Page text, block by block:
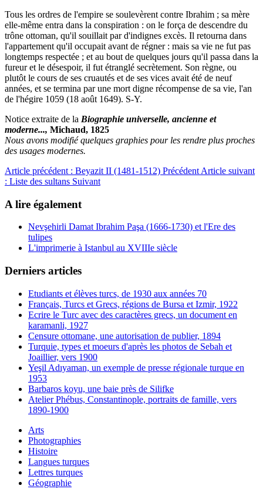
Tous les ordres de l'empire se soulevèrent contre Ibrahim ; sa mère
elle-même entra dans la conspiration : on le força de descendre du
trône ottoman, qu'il souillait par d'indignes excès. Il retourna dans
l'appartement qu'il occupait avant de régner : mais sa vie ne fut pas
longtemps respectée ; et au bout de quelques jours qu'il passa dans la
fureur et le désespoir, il fut étranglé secrètement. Son règne, ou
plutôt le cours de ses cruautés et de ses vices avait été de neuf
années, et se termina par une mort digne récompense de sa vie, l'an
de l'hégire 1059 (18 août 1649). S-Y.
Notice extraite de la Biographie universelle, ancienne et
moderne..., Michaud, 1825
Nous avons modifié quelques graphies pour les rendre plus proches
des usages modernes.
Article précédent : Beyazit II (1481-1512) Précédent Article suivant
: Liste des sultans Suivant
A lire également
Nevşehirli Damat Ibrahim Paşa (1666-1730) et l'Ere des
tulipes
L'imprimerie à Istanbul au XVIIIe siècle
Derniers articles
Etudiants et élèves turcs, de 1930 aux années 70
Français, Turcs et Grecs, régions de Bursa et Izmir, 1922
Ecrire le Turc avec des caractères grecs, un document en
karamanli, 1927
Censure ottomane, une autorisation de publier, 1894
Turquie, types et moeurs d'après les photos de Sebah et
Joaillier, vers 1900
Yeşil Adıyaman, un exemple de presse régionale turque en
1953
Barbaros koyu, une baie près de Silifke
Atelier Phébus, Constantinople, portraits de famille, vers
1890-1900
Arts
Photographies
Histoire
Langues turques
Lettres turques
Géographie